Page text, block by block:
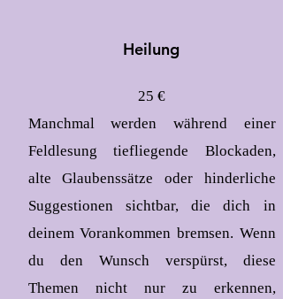
Heilung
25 €
Manchmal werden während einer
Feldlesung tiefliegende Blockaden,
alte Glaubenssätze oder hinderliche
Suggestionen sichtbar, die dich in
deinem Vorankommen bremsen. Wenn
du den Wunsch verspürst, diese
Themen nicht nur zu erkennen,